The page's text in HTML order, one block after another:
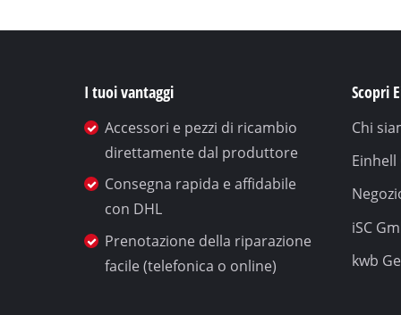
I tuoi vantaggi
Accessori e pezzi di ricambio
direttamente dal produttore
Consegna rapida e affidabile
con DHL
Prenotazione della riparazione
facile (telefonica o online)
Scopri
Chi
Einhell
iSC
kwb